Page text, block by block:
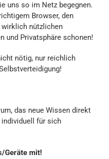
uns so im Netz begegnen.
Browser, den
nützlichen
und Privatsphäre schonen!
nötig, nur reichlich
das neue Wissen direkt
für sich
Geräte mit!